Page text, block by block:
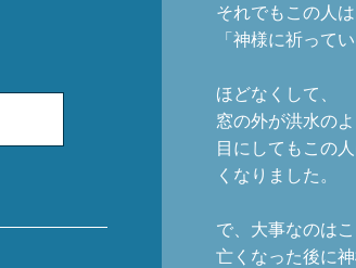
それでもこの人は
「神様に祈って
ほどなくして、
窓の外が洪水の
目にしてもこの
くなりました。
で、大事なのはこ
亡くなった後に